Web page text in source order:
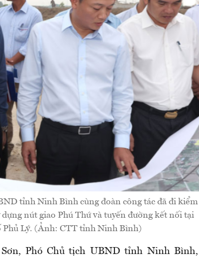
tỉnh Ninh Bình cùng đoàn công tác đã đi kiểm
nút giao Phú Thứ và tuyến đường kết nối tại
Phủ Lý. (Ảnh: CTT tỉnh Ninh Bình)
Sơn, Phó Chủ tịch UBND tỉnh Ninh Bình,